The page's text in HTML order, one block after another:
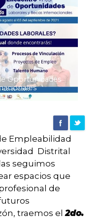
Oportunidades
Empleabilidad
Distrital
seguimos
espacios que
de
traemos el2do.